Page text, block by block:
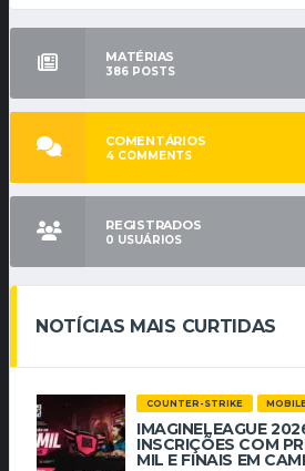
MATÉRIAS
386 POSTS
COMENTÁRIOS
4 COMMENTS
REGISTRADOS
0 USUÁRIOS
NOTÍCIAS MAIS CURTIDAS
COUNTER-STRIKE
IMAGINELEAGUE
INSCRIÇÕES COM
MIL E FINAIS EM